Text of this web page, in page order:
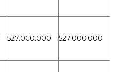
527.000.000 527.000.000